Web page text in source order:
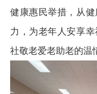
健康惠民举措，从
力，为老年人安享
社敬老爱老助老的温